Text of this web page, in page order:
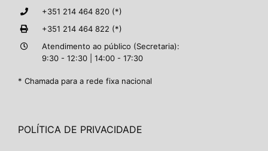
+351 214 464 820 (*)
+351 214 464 822 (*)
Atendimento ao público (Secretaria):
9:30 - 12:30 | 14:00 - 17:30
* Chamada para a rede fixa nacional
POLÍTICA DE PRIVACIDADE